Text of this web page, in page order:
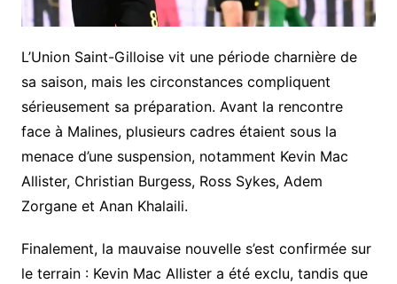
L’Union Saint-Gilloise vit une période charnière de
sa saison, mais les circonstances compliquent
sérieusement sa préparation. Avant la rencontre
face à Malines, plusieurs cadres étaient sous la
menace d’une suspension, notamment Kevin Mac
Allister, Christian Burgess, Ross Sykes, Adem
Zorganeet Anan Khalaili.
Finalement, la mauvaise nouvelle s’est confirmée sur
le terrain : Kevin Mac Allistera été exclu, tandis que